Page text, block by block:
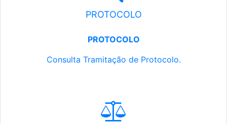
PROTOCOLO
PROTOCOLO
Consulta Tramitação de Protocolo.